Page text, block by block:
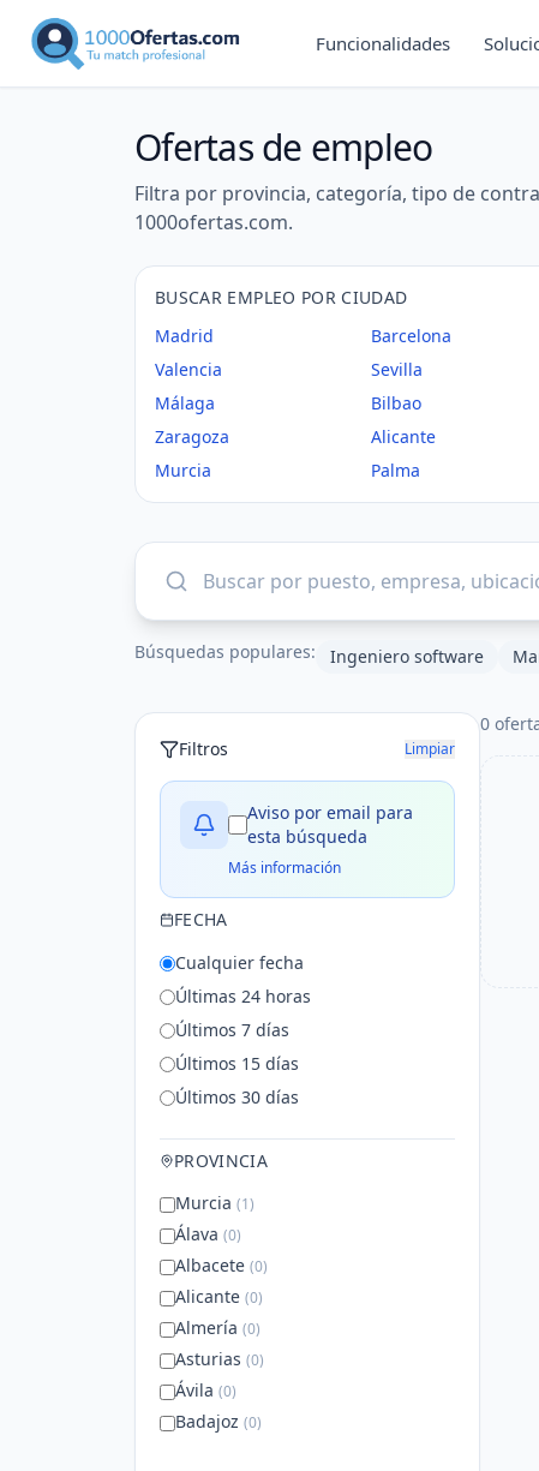
Funcionalidades
Ofertas de empleo
Filtra por provincia, categoría, tipo de
1000ofertas.com.
BUSCAR EMPLEO POR CIUDAD
Madrid
Barcelona
Valencia
Sevilla
Málaga
Bilbao
Zaragoza
Alicante
Murcia
Palma
Búsquedas populares: Ingeniero software
Filtros Limpiar
Aviso por email para
esta búsqueda
Más información
FECHA
Cualquier fecha
Últimas 24 horas
Últimos 7 días
Últimos 15 días
Últimos 30 días
PROVINCIA
Murcia (1)
Álava (0)
Albacete (0)
Alicante (0)
Almería (0)
Asturias (0)
Ávila (0)
Badajoz (0)
0